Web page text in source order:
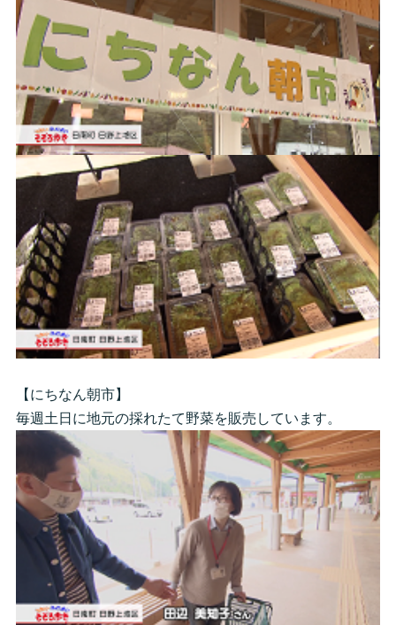
【にちなん朝市】
毎週土日に地元の採れたて野菜を販売しています。